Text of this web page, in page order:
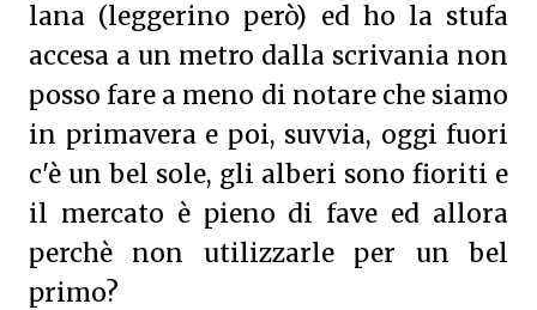
lana (leggerino però) ed ho la stufa
accesa a un metro dalla scrivania non
posso fare a meno di notare che siamo
in primavera e poi, suvvia, oggi fuori
c'è un bel sole, gli alberi sono fioriti e
il mercato è pieno di fave ed allora
perchè non utilizzarle per un bel
primo?